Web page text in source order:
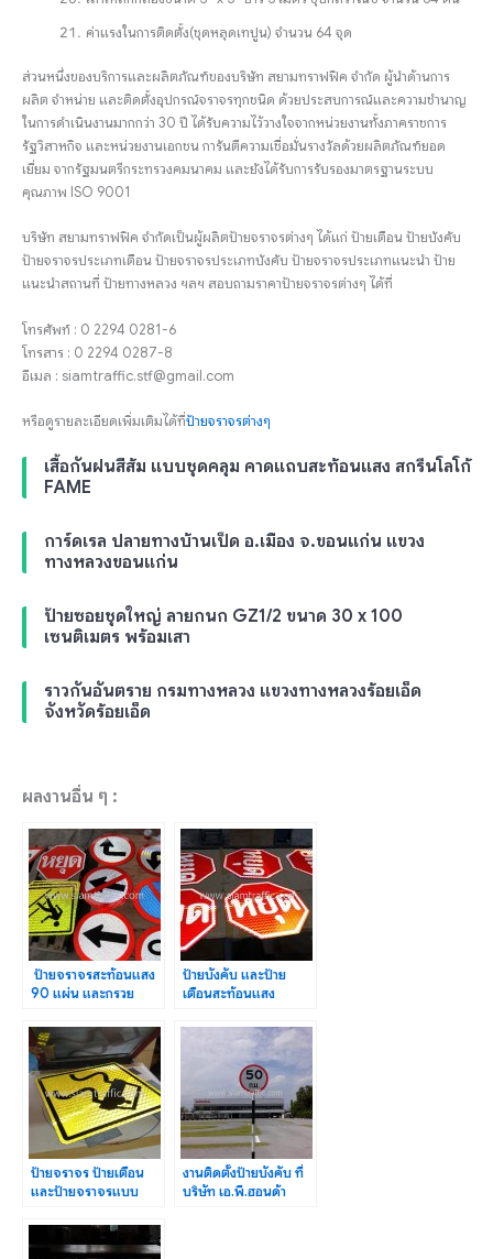
ค่าแรงในการติดตั้ง(ชุดหลุดเทปูน) จำนวน 64 จุด
ส่วนหนึ่งของบริการและผลิตภัณฑ์ของบริษัท สยามทราฟฟิค จำกัด ผู้นำด้านการ
ผลิต จำหน่าย และติดตั้งอุปกรณ์จราจรทุกชนิด ด้วยประสบการณ์และความชำนาญ
ในการดำเนินงานมากกว่า 30 ปี ได้รับความไว้วางใจจากหน่วยงานทั้งภาคราชการ
รัฐวิสาหกิจ และหน่วยงานเอกชน การันตีความเชื่อมั่นรางวัลด้วยผลิตภัณฑ์ยอด
เยี่ยม จากรัฐมนตรีกระทรวงคมนาคม และยังได้รับการรับรองมาตรฐานระบบ
คุณภาพ ISO 9001
บริษัท สยามทราฟฟิค จำกัดเป็นผู้ผลิตป้ายจราจรต่างๆ ได้แก่ ป้ายเตือน ป้ายบังคับ
ป้ายจราจรประเภทเตือน ป้ายจราจรประเภทบังคับ ป้ายจราจรประเภทแนะนํา ป้าย
แนะนำสถานที่ ป้ายทางหลวง ฯลฯ สอบถามราคาป้ายจราจรต่างๆ ได้ที่
โทรศัพท์ : 0 2294 0281-6
โทรสาร : 0 2294 0287-8
อีเมล : siamtraffic.stf@gmail.com
หรือดูรายละเอียดเพิ่มเติมได้ที่ป้ายจราจรต่างๆ
เสื้อกันฝนสีส้ม แบบชุดคลุม คาดแถบสะท้อนแสง สกรีนโลโก้
FAME
การ์ดเรล ปลายทางบ้านเป็ด อ.เมือง จ.ขอนแก่น แขวง
ทางหลวงขอนแก่น
ป้ายซอยชุดใหญ่ ลายกนก GZ1/2 ขนาด 30 x 100
เซนติเมตร พร้อมเสา
ราวกันอันตราย กรมทางหลวง แขวงทางหลวงร้อยเอ็ด
จังหวัดร้อยเอ็ด
ผลงานอื่น ๆ :
ป้ายจราจรสะท้อนแสง
90 แผ่น และกรวย
300 ใบ
ป้ายบังคับ และป้าย
เตือนสะท้อนแสง
ผู้ผลิต
ป้ายจราจร ป้ายเตือน
และป้ายจราจรแบบ
มาตรฐาน ทช.
งานติดตั้งป้ายบังคับ ที่
บริษัท เอ.พี.ฮอนด้า